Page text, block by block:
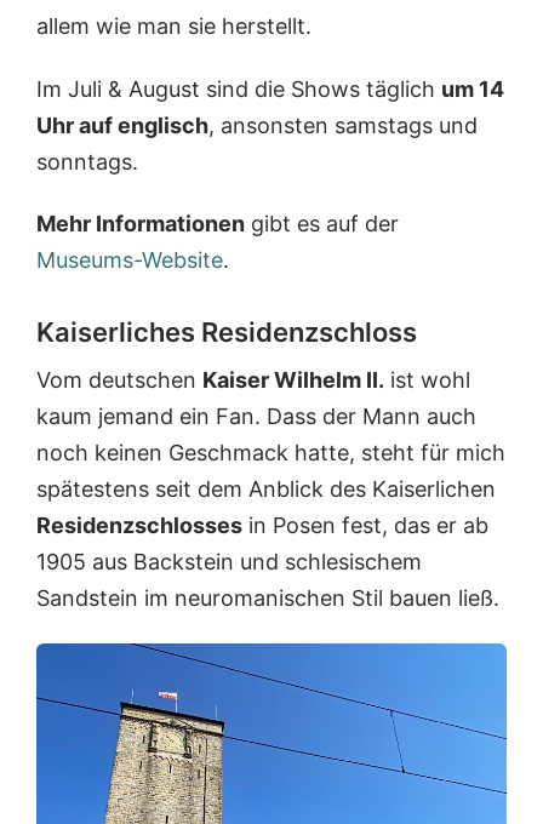
allem wie man sie herstellt.
Im Juli & August sind die Shows täglich um 14
Uhr auf englisch, ansonsten samstags und
sonntags.
Mehr Informationen gibt es auf der
Museums-Website.
Kaiserliches Residenzschloss
Vom deutschen Kaiser Wilhelm II. ist wohl
kaum jemand ein Fan. Dass der Mann auch
noch keinen Geschmack hatte, steht für mich
spätestens seit dem Anblick des Kaiserlichen
Residenzschlosses in Posen fest, das er ab
1905 aus Backstein und schlesischem
Sandstein im neuromanischen Stil bauen ließ.